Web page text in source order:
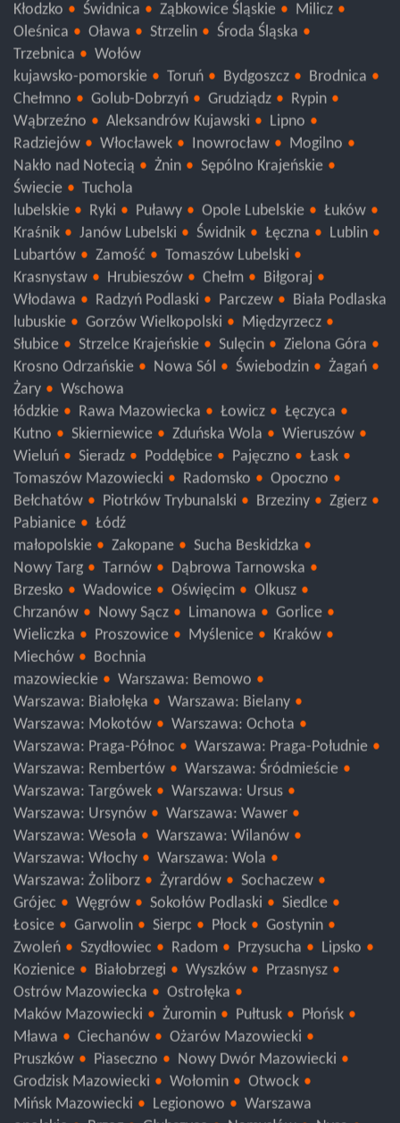
Kłodzko
Świdnica Ząbkowice Śląskie
Milicz
Oleśnica
Oława Strzelin
Środa Śląska
Trzebnica
Wołów
kujawsko-pomorskie
Toruń Bydgoszcz
Brodnica
Chełmno
Golub-Dobrzyń Grudziądz
Rypin
Wąbrzeźno
Aleksandrów Kujawski
Lipno
Radziejów
Włocławek Inowrocław
Mogilno
Nakło nad Notecią
Żnin
Sępólno Krajeńskie
Świecie
Tuchola
lubelskie
Ryki Puławy Opole Lubelskie
Łuków
Kraśnik
Janów Lubelski Świdnik Łęczna
Lublin
Lubartów
Zamość
Tomaszów Lubelski
Krasnystaw
Hrubieszów Chełm
Biłgoraj
Włodawa
Radzyń Podlaski Parczew
Biała Podlaska
lubuskie
Gorzów Wielkopolski
Międzyrzecz
Słubice
Strzelce Krajeńskie Sulęcin
Zielona Góra
Krosno Odrzańskie
Nowa Sól Świebodzin
Żagań
Żary
Wschowa
łódzkie
Rawa Mazowiecka Łowicz
Łęczyca
Kutno
Skierniewice Zduńska Wola
Wieruszów
Wieluń
Sieradz Poddębice Pajęczno
Łask
Tomaszów Mazowiecki
Radomsko
Opoczno
Bełchatów
Piotrków Trybunalski Brzeziny
Zgierz
Pabianice
Łódź
małopolskie
Zakopane
Sucha Beskidzka
Nowy Targ
Tarnów
Dąbrowa Tarnowska
Brzesko
Wadowice Oświęcim
Olkusz
Chrzanów
Nowy Sącz Limanowa
Gorlice
Wieliczka
Proszowice Myślenice
Kraków
Miechów
Bochnia
mazowieckie
Warszawa: Bemowo
Warszawa: Białołęka
Warszawa: Bielany
Warszawa: Mokotów
Warszawa: Ochota
Warszawa: Praga-Północ
Warszawa: Praga-Południe
Warszawa: Rembertów
Warszawa: Śródmieście
Warszawa: Targówek
Warszawa: Ursus
Warszawa: Ursynów
Warszawa: Wawer
Warszawa: Wesoła
Warszawa: Wilanów
Warszawa: Włochy
Warszawa: Wola
Warszawa: Żoliborz
Żyrardów
Sochaczew
Grójec
Węgrów Sokołów Podlaski
Siedlce
Łosice
Garwolin Sierpc Płock
Gostynin
Zwoleń
Szydłowiec Radom Przysucha
Lipsko
Kozienice
Białobrzegi Wyszków
Przasnysz
Ostrów Mazowiecka
Ostrołęka
Maków Mazowiecki
Żuromin Pułtusk
Płońsk
Mława
Ciechanów
Ożarów Mazowiecki
Pruszków
Piaseczno
Nowy Dwór Mazowiecki
Grodzisk Mazowiecki
Wołomin
Otwock
Mińsk Mazowiecki
Legionowo
Warszawa